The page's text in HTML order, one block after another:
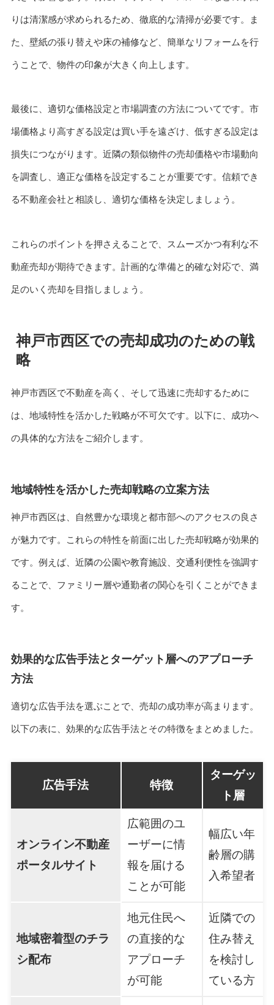
りは清潔感が求められるため、徹底的な清掃が必要です。ま
た、壁紙の張り替えや床の補修など、簡単なリフォームを行
うことで、物件の印象が大きく向上します。
最後に、適切な価格設定と市場調査の方法についてです。市
場価格より高すぎる設定は買い手を遠ざけ、低すぎる設定は
損失につながります。近隣の類似物件の売却価格や市場動向
を調査し、適正な価格を設定することが重要です。信頼でき
る不動産会社と相談し、適切な価格を決定しましょう。
これらのポイントを押さえることで、スムーズかつ有利な不
動産売却が期待できます。計画的な準備と的確な対応で、満
足のいく売却を目指しましょう。
神戸市西区での売却成功のための戦
略
神戸市西区で不動産を高く、そして迅速に売却するために
は、地域特性を活かした戦略が不可欠です。以下に、成功へ
の具体的な方法をご紹介します。
地域特性を活かした売却戦略の立案方法
神戸市西区は、自然豊かな環境と都市部へのアクセスの良さ
が魅力です。これらの特性を前面に出した売却戦略が効果的
です。例えば、近隣の公園や教育施設、交通利便性を強調す
ることで、ファミリー層や通勤者の関心を引くことができま
す。
効果的な広告手法とターゲット層へのアプローチ
方法
適切な広告手法を選ぶことで、売却の成功率が高まります。
以下の表に、効果的な広告手法とその特徴をまとめました。
広告手法 特徴
ターゲッ
ト層
オンライン不動産
ポータルサイト
広範囲のユ
ーザーに情
報を届ける
ことが可能
幅広い年
齢層の購
入希望者
地域密着型のチラ
シ配布
地元住民へ
の直接的な
アプローチ
が可能
近隣での
住み替え
を検討し
ている方